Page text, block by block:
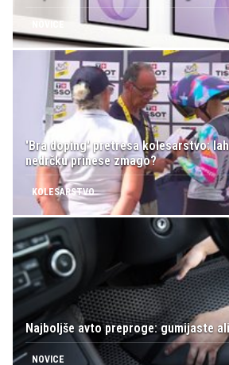
'Bra doping' pretresa kolesarstvo:
nedrčku prinese zmago?
KOLESARSTVO
Najboljše avto preproge: gumijaste
NOVICE